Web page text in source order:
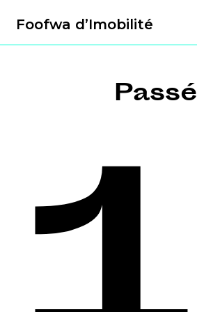
Foofwa d’Imobilité
Passé